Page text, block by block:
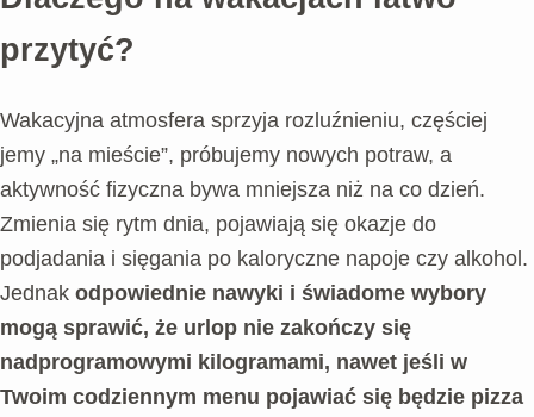
przytyć?
Wakacyjna atmosfera sprzyja rozluźnieniu, częściej
jemy „na mieście”, próbujemy nowych potraw, a
aktywność fizyczna bywa mniejsza niż na co dzień.
Zmienia się rytm dnia, pojawiają się okazje do
podjadania i sięgania po kaloryczne napoje czy alkohol.
Jednak odpowiednie nawyki i świadome wybory
mogą sprawić, że urlop nie zakończy się
nadprogramowymi kilogramami, nawet jeśli w
Twoim codziennym menu pojawiać się będzie pizza